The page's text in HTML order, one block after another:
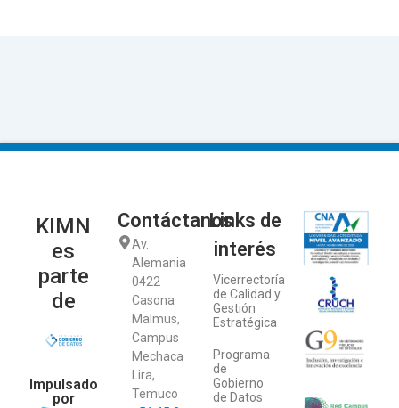
KIMN
es
parte
de
Impulsado
por
Contáctanos
Av.
Alemania
0422
Casona
Malmus,
Campus
Mechaca
Lira,
Temuco
Links de
interés
Vicerrectoría
de Calidad y
Gestión
Estratégica
Programa
de
Gobierno
de Datos